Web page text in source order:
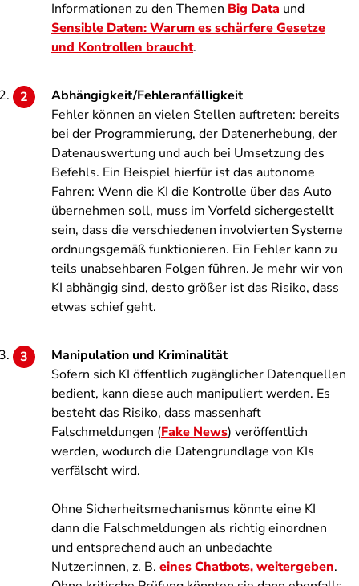
Informationen zu den Themen Big Data und
Sensible Daten: Warum es schärfere Gesetze
und Kontrollen braucht.
Abhängigkeit/Fehleranfälligkeit
Fehler können an vielen Stellen auftreten: bereits
bei der Programmierung, der Datenerhebung, der
Datenauswertung und auch bei Umsetzung des
Befehls. Ein Beispiel hierfür ist das autonome
Fahren: Wenn die KI die Kontrolle über das Auto
übernehmen soll, muss im Vorfeld sichergestellt
sein, dass die verschiedenen involvierten Systeme
ordnungsgemäß funktionieren. Ein Fehler kann zu
teils unabsehbaren Folgen führen. Je mehr wir von
KI abhängig sind, desto größer ist das Risiko, dass
etwas schief geht.
Manipulation und Kriminalität
Sofern sich KI öffentlich zugänglicher Datenquellen
bedient, kann diese auch manipuliert werden. Es
besteht das Risiko, dass massenhaft
Falschmeldungen (Fake News) veröffentlich
werden, wodurch die Datengrundlage von KIs
verfälscht wird.
Ohne Sicherheitsmechanismus könnte eine KI
dann die Falschmeldungen als richtig einordnen
und entsprechend auch an unbedachte
Nutzer:innen, z. B. eines Chatbots, weitergeben.